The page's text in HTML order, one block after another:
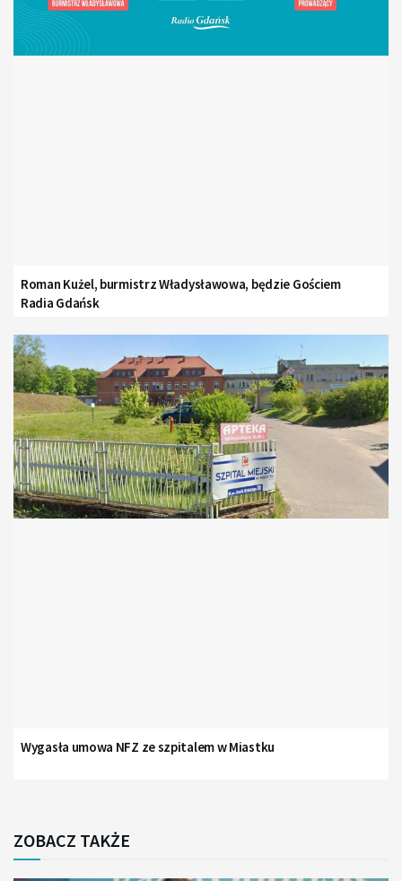
Roman Kużel, burmistrz Władysławowa, będzie Gościem
Radia Gdańsk
Wygasła umowa NFZ ze szpitalem w Miastku
ZOBACZ TAKŻE